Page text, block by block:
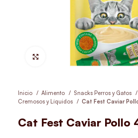
Hacer Zoom
Inicio Alimento Snacks Perros y Gatos
Cremosos y Líquidos
Cat Fest Caviar
Cat Fest Caviar Pollo